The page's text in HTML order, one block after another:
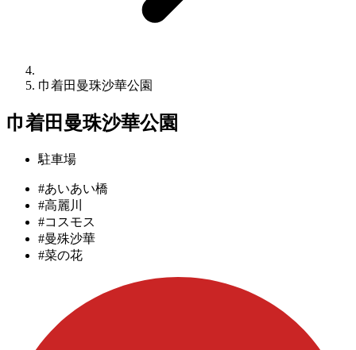
巾着田曼珠沙華公園
巾着田曼珠沙華公園
駐車場
#あいあい橋
#高麗川
#コスモス
#曼殊沙華
#菜の花